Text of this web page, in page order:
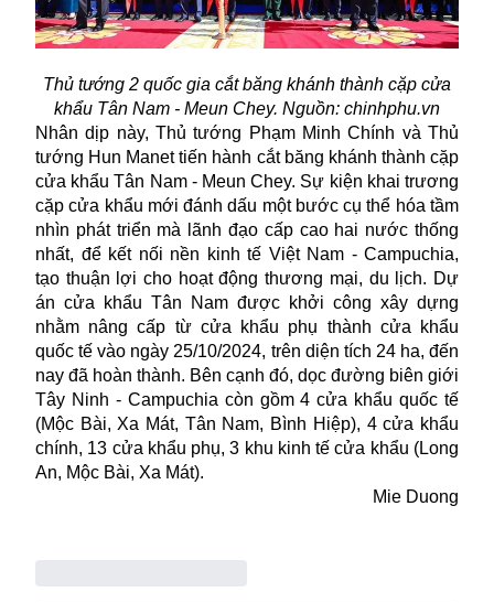
Thủ tướng 2 quốc gia cắt băng khánh thành cặp cửa
khẩu Tân Nam - Meun Chey. Nguồn: chinhphu.vn
Nhân dịp này, Thủ tướng Phạm Minh Chính và Thủ
tướng Hun Manet tiến hành cắt băng khánh thành cặp
cửa khẩu Tân Nam - Meun Chey. Sự kiện khai trương
cặp cửa khẩu mới đánh dấu một bước cụ thể hóa tầm
nhìn phát triển mà lãnh đạo cấp cao hai nước thống
nhất, để kết nối nền kinh tế Việt Nam - Campuchia,
tạo thuận lợi cho hoạt động thương mại, du lịch. Dự
án cửa khẩu Tân Nam được khởi công xây dựng
nhằm nâng cấp từ cửa khẩu phụ thành cửa khẩu
quốc tế vào ngày 25/10/2024, trên diện tích 24 ha, đến
nay đã hoàn thành. Bên cạnh đó, dọc đường biên giới
Tây Ninh - Campuchia còn gồm 4 cửa khẩu quốc tế
(Mộc Bài, Xa Mát, Tân Nam, Bình Hiệp), 4 cửa khẩu
chính, 13 cửa khẩu phụ, 3 khu kinh tế cửa khẩu (Long
An, Mộc Bài, Xa Mát).
Mie Duong